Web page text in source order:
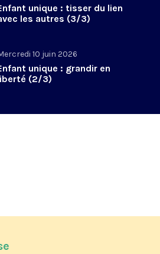
unique : tisser du lien
les autres (3/3)
10 juin 2026
unique : grandir en
(2/3)